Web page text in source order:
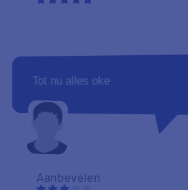
Tot nu alles oke
Aanbevelen